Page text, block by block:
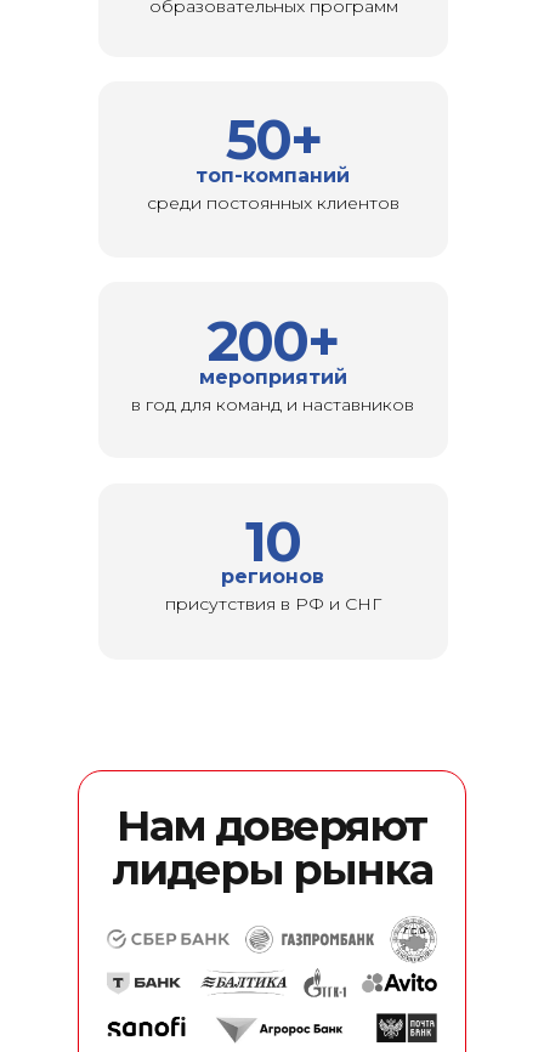
образовательных программ
среди постоянных клиентов
топ-компаний
50+
в год для команд и наставников
мероприятий
200+
присутствия в РФ и СНГ
регионов
10
Нам доверяют
лидеры рынка